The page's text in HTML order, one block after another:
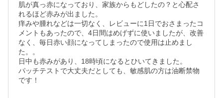
肌が真っ赤になっており、家族からもどしたの？と心配さ
れるほど赤みが出ました。
痒みや腫れなどは一切なく、レビューに1日でおさまったコ
メントもあったので、4日間はめげずに使いましたが、改善
なく、毎日赤い顔になってしまったので使用は止めまし
た。。
日中も赤みがあり、18時頃になるとひいてきました。
パッチテストで大丈夫だとしても、敏感肌の方は油断禁物
です！